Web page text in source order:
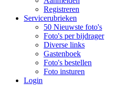
Registreren
Servicerubrieken
50 Nieuwste foto's
Foto's per bijdrager
Diverse links
Gastenboek
Foto's bestellen
Foto insturen
Login